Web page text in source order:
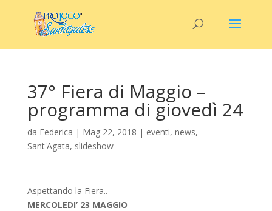
37° Fiera di Maggio –
programma di giovedì 24
da Federica | Mag 22, 2018 | eventi, news,
Sant'Agata, slideshow
Aspettando la Fiera..
MERCOLEDI’ 23 MAGGIO